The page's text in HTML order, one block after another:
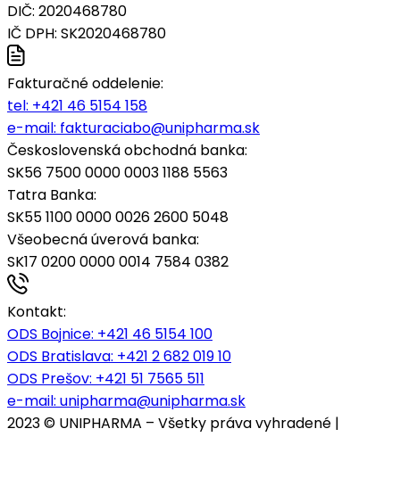
DIČ: 2020468780
IČ DPH: SK2020468780
Fakturačné oddelenie:
tel: +421 46 5154 158
e-mail: fakturaciabo@unipharma.sk
Československá obchodná banka:
SK56 7500 0000 0003 1188 5563
Tatra Banka:
SK55 1100 0000 0026 2600 5048
Všeobecná úverová banka:
SK17 0200 0000 0014 7584 0382
Kontakt:
ODS Bojnice: +421 46 5154 100
ODS Bratislava: +421 2 682 019 10
ODS Prešov: +421 51 7565 511
e-mail: unipharma@unipharma.sk
2023 © UNIPHARMA – Všetky práva vyhradené |